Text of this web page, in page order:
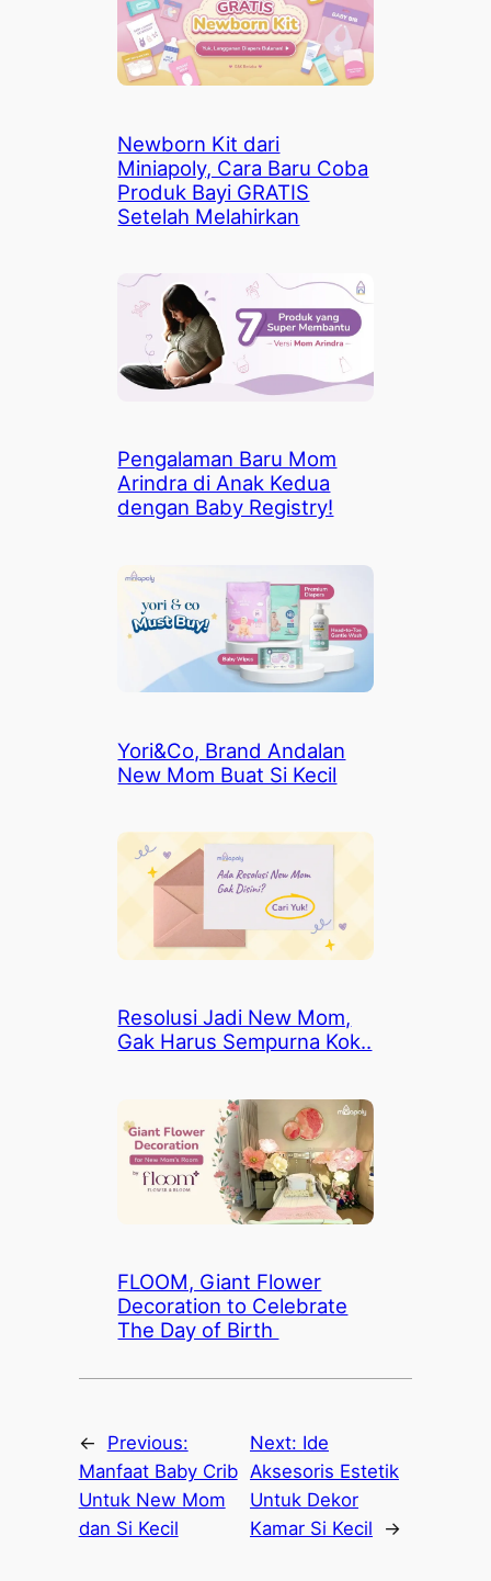
Newborn Kit dari
Miniapoly, Cara Baru Coba
Produk Bayi GRATIS
Setelah Melahirkan
Pengalaman Baru Mom
Arindra di Anak Kedua
dengan Baby Registry!
Yori&Co, Brand Andalan
New Mom Buat Si Kecil
Resolusi Jadi New Mom,
Gak Harus Sempurna Kok..
FLOOM, Giant Flower
Decoration to Celebrate
The Day of Birth
←
Previous:
Manfaat Baby Crib
Untuk New Mom
dan Si Kecil
Next: Ide
Aksesoris Estetik
Untuk Dekor
Kamar Si Kecil
→